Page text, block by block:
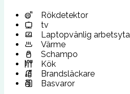
Rökdetektor
tv
Laptopvänlig arbetsyta
Värme
Schampo
Kök
Brandsläckare
Basvaror